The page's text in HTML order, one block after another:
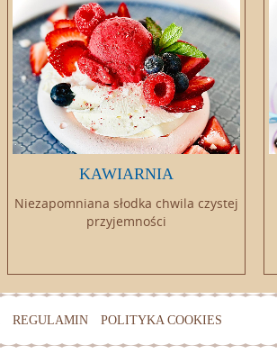
KAWIARNIA
Niezapomniana słodka chwila czystej
przyjemności
REGULAMIN POLITYKA COOKIES